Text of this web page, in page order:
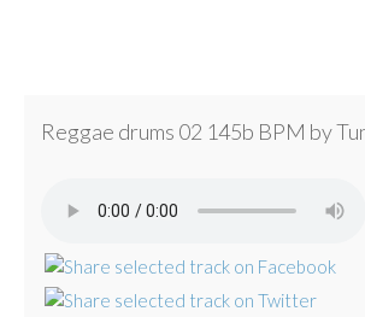
Reggae drums 02 145b BPM by